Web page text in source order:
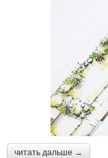
читать дальше →